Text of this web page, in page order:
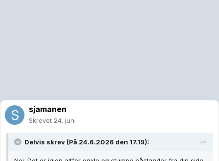
sjamanen
Skrevet 24. juni
Delvis skrev (På 24.6.2026 den 17.19):